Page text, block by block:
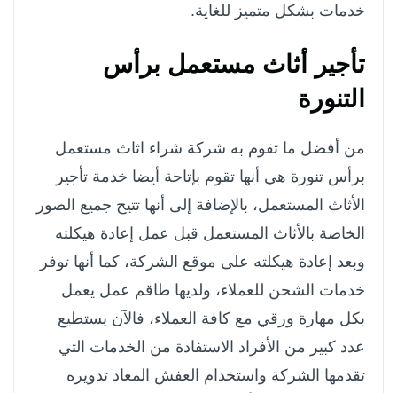
خدمات بشكل متميز للغاية.
تأجير أثاث مستعمل برأس
التنورة
من أفضل ما تقوم به شركة شراء اثاث مستعمل
برأس تنورة هي أنها تقوم بإتاحة أيضا خدمة تأجير
الأثاث المستعمل، بالإضافة إلى أنها تتيح جميع الصور
الخاصة بالأثاث المستعمل قبل عمل إعادة هيكلته
وبعد إعادة هيكلته على موقع الشركة، كما أنها توفر
خدمات الشحن للعملاء، ولديها طاقم عمل يعمل
بكل مهارة ورقي مع كافة العملاء، فالآن يستطيع
عدد كبير من الأفراد الاستفادة من الخدمات التي
تقدمها الشركة واستخدام العفش المعاد تدويره